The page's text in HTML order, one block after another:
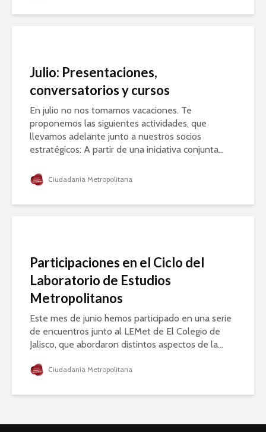
Julio: Presentaciones,
conversatorios y cursos
En julio no nos tomamos vacaciones. Te
proponemos las siguientes actividades, que
llevamos adelante junto a nuestros socios
estratégicos: A partir de una iniciativa conjunta...
Ciudadanía Metropolitana
Participaciones en el Ciclo del
Laboratorio de Estudios
Metropolitanos
Este mes de junio hemos participado en una serie
de encuentros junto al LEMet de El Colegio de
Jalisco, que abordaron distintos aspectos de la...
Ciudadanía Metropolitana